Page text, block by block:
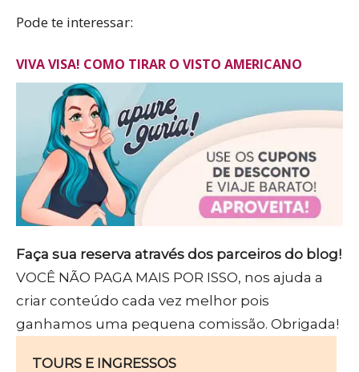
Pode te interessar:
VIVA VISA! COMO TIRAR O VISTO AMERICANO
Faça sua reserva através dos parceiros do blog!
VOCÊ NÃO PAGA MAIS POR ISSO, nos ajuda a
criar conteúdo cada vez melhor pois
ganhamos uma pequena comissão. Obrigada!
TOURS E INGRESSOS